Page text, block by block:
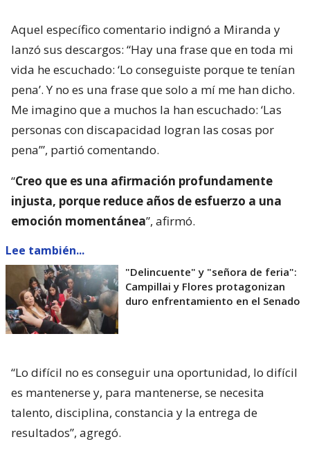
Aquel específico comentario indignó a Miranda y
lanzó sus descargos: “Hay una frase que en toda mi
vida he escuchado: ‘Lo conseguiste porque te tenían
pena’. Y no es una frase que solo a mí me han dicho.
Me imagino que a muchos la han escuchado: ‘Las
personas con discapacidad logran las cosas por
pena’”, partió comentando.
“Creo que es una afirmación profundamente
injusta, porque reduce años de esfuerzo a una
emoción momentánea”, afirmó.
Lee también...
"Delincuente" y "señora de feria":
Campillai y Flores protagonizan
duro enfrentamiento en el Senado
“Lo difícil no es conseguir una oportunidad, lo difícil
es mantenerse y, para mantenerse, se necesita
talento, disciplina, constancia y la entrega de
resultados”, agregó.